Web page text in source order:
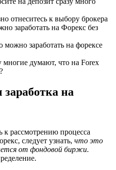
отнеситесь к выбору брокера
заработать на Форекс без
можно заработать на форексе
думают, что на Forex
заработка на
рассмотрению процесса
следует узнать, что это
от фондовой биржи.